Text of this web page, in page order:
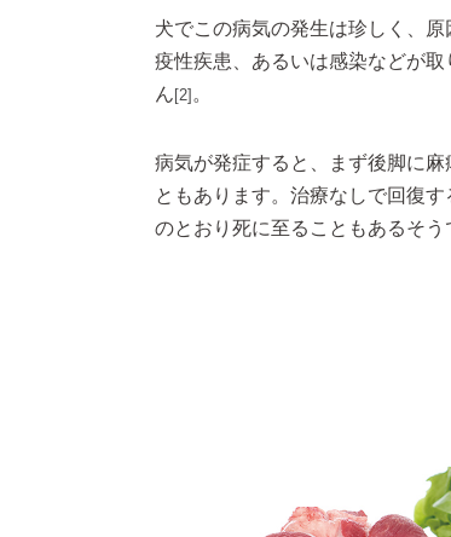
犬でこの病気の発生は珍しく、
疫性疾患、あるいは感染などが
ん [2] 。
病気が発症すると、まず後脚に
ともあります。治療なしで回復
のとおり死に至ることもあるそう